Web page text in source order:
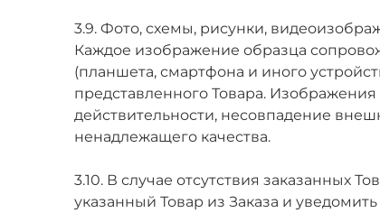
3.9. Фото, схемы, рисунки,
Каждое изображение образца
(планшета, смартфона и иного
представленного Товара.
действительности, несовпадение
ненадлежащего качества.
3.10. В случае отсутствия заказанных
указанный Товар из Заказа и